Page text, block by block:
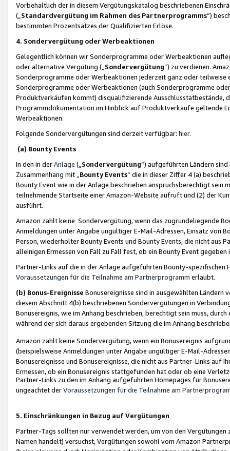
Vorbehaltlich der in diesem Vergütungskatalog beschriebenen
(„ Standardvergütung im Rahmen des Partnerprogramms“)
bestimmten Prozentsatzes der Qualifizierten Erlöse.
4. Sondervergütung oder Werbeaktionen
Gelegentlich können wir Sonderprogramme oder Werbeaktionen
oder alternative Vergütung („ Sondervergütung”) zu verdienen.
Sonderprogramme oder Werbeaktionen jederzeit ganz oder
Sonderprogramme oder Werbeaktionen (auch Sonderprogramme
Produktverkäufen kommt) disqualifizierende Ausschlusstatbestände,
Programmdokumentation im Hinblick auf Produktverkäufe geltende
Werbeaktionen.
Folgende Sondervergütungen sind derzeit verfügbar: hier.
(a) Bounty Events
In den in derAnlage („ Sondervergütung“) aufgeführten Ländern
Zusammenhang mit „ Bounty Events“ die in dieser Ziffer 4 (a)
Bounty Event wie in der Anlage beschrieben anspruchsberechtigt sein
teilnehmende Startseite einer Amazon-Website aufruft und (2) der
ausführt.
Amazon zahlt keine Sondervergütung, wenn das zugrundeliegende
Anmeldungen unter Angabe ungültiger E-Mail-Adressen, Einsatz von
Person, wiederholter Bounty Events und Bounty Events, die nicht
alleinigen Ermessen von Fall zu Fall fest, ob ein Bounty Event
Partner-Links auf die in der Anlage aufgeführten Bounty-spezifischen
Voraussetzungen für die Teilnahme am Partnerprogramm erlaubt.
(b) Bonus-Ereignisse Bonusereignisse sind in ausgewählten Ländern
diesem Abschnitt 4(b) beschriebenen Sondervergütungen in
Bonusereignis, wie im Anhang beschrieben, berechtigt sein muss,
während der sich daraus ergebenden Sitzung die im Anhang
Amazon zahlt keine Sondervergütung, wenn ein Bonusereignis
(beispielsweise Anmeldungen unter Angabe ungültiger E-Mail-
Bonusereignisse und Bonusereignisse, die nicht aus Partner-Links auf
Ermessen, ob ein Bonusereignis stattgefunden hat oder ob eine
Partner-Links zu den im Anhang aufgeführten Homepages für
ungeachtet derVoraussetzungen für die Teilnahme am
5. Einschränkungen in Bezug auf Vergütungen
Partner-Tags sollten nur verwendet werden, um von den
Namen handelt) versuchst, Vergütungen sowohl vom Amazon